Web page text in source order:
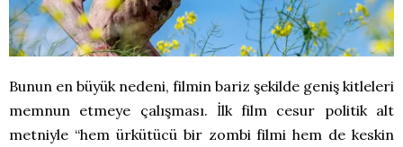
Bunun en büyük nedeni, filmin bariz şekilde geniş kitleleri
memnun etmeye çalışması. İlk film cesur politik alt
metniyle “hem ürkütücü bir zombi filmi hem de keskin